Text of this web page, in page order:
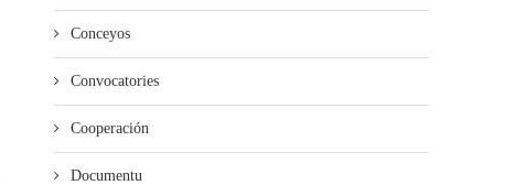
Conceyos
Convocatories
Cooperación
Documentu